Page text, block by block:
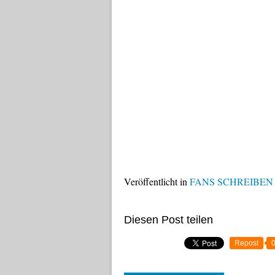
Veröffentlicht in FANS SCHREIBEN
Diesen Post teilen
Repost 0